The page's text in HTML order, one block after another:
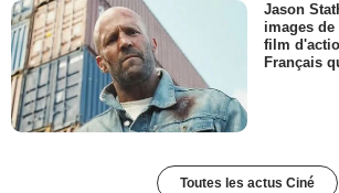
Jason
images
film
Français
Toutes les actus Ciné